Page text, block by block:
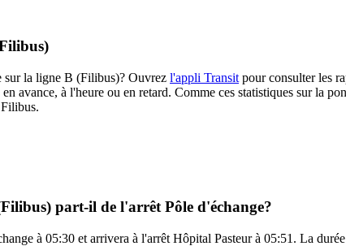
sur la ligne B (Filibus)? Ouvrez l'appli Transit pour consulter les
avance, à l'heure ou en retard. Comme ces statistiques sur la
part-il de l'arrêt Pôle d'échange?
à 05:30 et arrivera à l'arrêt Hôpital Pasteur à 05:51. La